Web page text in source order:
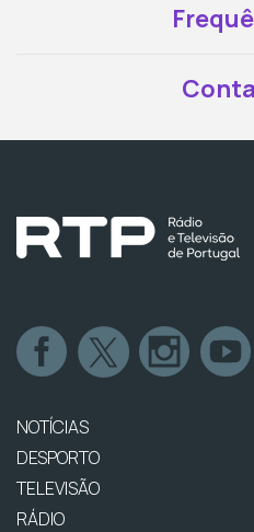
NOTÍCIAS
DESPORTO
TELEVISÃO
RÁDIO